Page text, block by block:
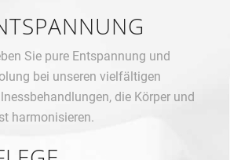
Sie pure Entspannung und
bei unseren vielfältigen
die Körper und
harmonisieren.